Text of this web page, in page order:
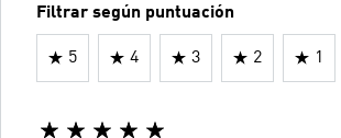
Filtrar según puntuación
5 4 3 2 1